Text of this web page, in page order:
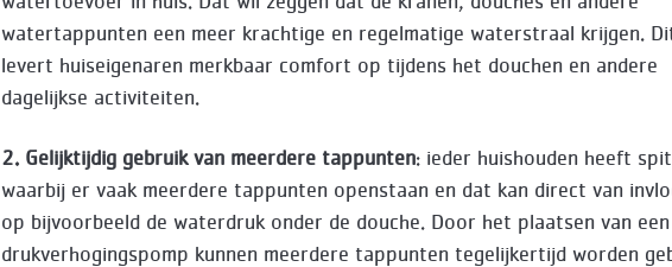
watertappunten een meer krachtige en regelmatige waterstraal krijgen.
levert huiseigenaren merkbaar comfort op tijdens het douchen en andere
dagelijkse activiteiten.
2. Gelijktijdig gebruik van meerdere tappunten: ieder huishouden heeft
waarbij er vaak meerdere tappunten openstaan en dat kan direct van
op bijvoorbeeld de waterdruk onder de douche. Door het plaatsen van een
drukverhogingspomp kunnen meerdere tappunten tegelijkertijd worden